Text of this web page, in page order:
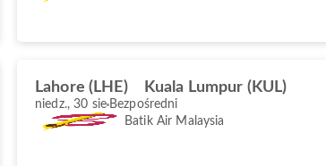
Lahore (LHE) Kuala Lumpur (KUL)
niedz., 30 sie Bezpośredni
Batik Air Malaysia